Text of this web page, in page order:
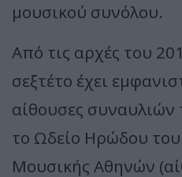
μουσικού συνόλου.
Από τις αρχές του
σεξτέτο έχει
αίθουσες
το Ωδείο Ηρώδου
Μουσικής Αθηνών